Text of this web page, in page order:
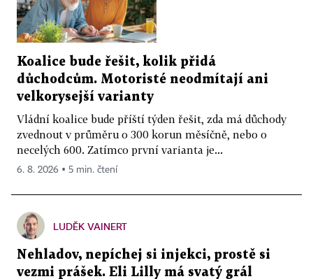
Koalice bude řešit, kolik přidá
důchodcům. Motoristé neodmítají ani
velkorysejší varianty
Vládní koalice bude příští týden řešit, zda má důchody
zvednout v průměru o 300 korun měsíčně, nebo o
necelých 600. Zatímco první varianta je...
6. 8. 2026 ▪ 5 min. čtení
LUDĚK VAINERT
Nehladov, nepíchej si injekci, prostě si
vezmi prášek. Eli Lilly má svatý grál